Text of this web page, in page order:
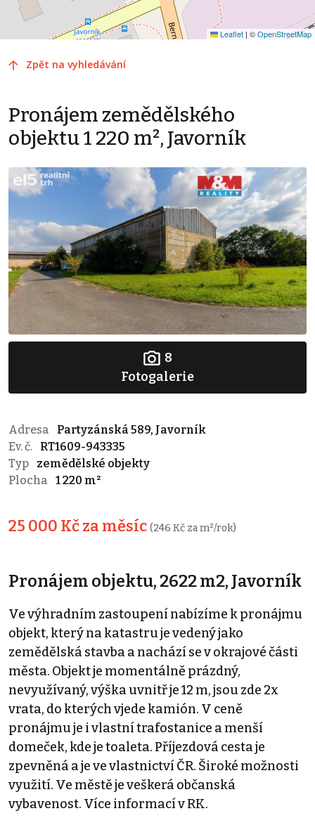
Leaflet | ©OpenStreetMap
Zpět na vyhledávání
Pronájem zemědělského
objektu 1 220 m², Javorník
8
Fotogalerie
Adresa
Partyzánská 589, Javorník
Ev. č.
RT1609-943335
Typ
zemědělské objekty
Plocha
1 220 m²
25 000 Kč za měsíc (246 Kč za m²/rok)
Pronájem objektu, 2622 m2, Javorník
Ve výhradním zastoupení nabízíme k pronájmu
objekt, který na katastru je vedený jako
zemědělská stavba a nachází se v okrajové části
města. Objekt je momentálně prázdný,
nevyužívaný, výška uvnitř je 12 m, jsou zde 2x
vrata, do kterých vjede kamión. V ceně
pronájmu je i vlastní trafostanice a menší
domeček, kde je toaleta. Příjezdová cesta je
zpevněná a je ve vlastnictví ČR. Široké možnosti
využití. Ve městě je veškerá občanská
vybavenost. Více informací v RK.